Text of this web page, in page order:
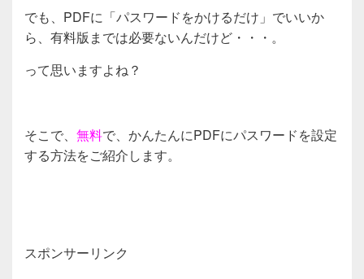
でも、PDFに「パスワードをかけるだけ」でいいか
ら、有料版までは必要ないんだけど・・・。
って思いますよね？
そこで、 無料で、かんたんにPDFにパスワードを設定
する方法をご紹介します。
スポンサーリンク